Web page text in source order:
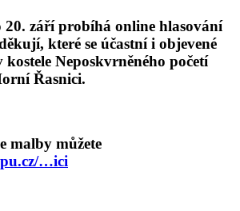
20. září probíhá online hlasování
které se účastní i objevené
kostele Neposkvrněného početí
Řasnici.
malby můžete
…ici